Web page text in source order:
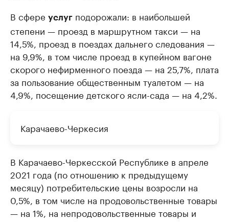
В сфере услуг подорожали: в наибольшей
степени — проезд в маршрутном такси — на
14,5%, проезд в поездах дальнего следования —
на 9,9%, в том числе проезд в купейном вагоне
скорого нефирменного поезда — на 25,7%, плата
за пользование общественным туалетом — на
4,9%, посещение детского ясли-сада — на 4,2%.
Карачаево-Черкесия
В Карачаево-Черкесской Республике в апреле
2021 года (по отношению к предыдущему
месяцу) потребительские цены возросли на
0,5%, в том числе на продовольственные товары
— на 1%, на непродовольственные товары и